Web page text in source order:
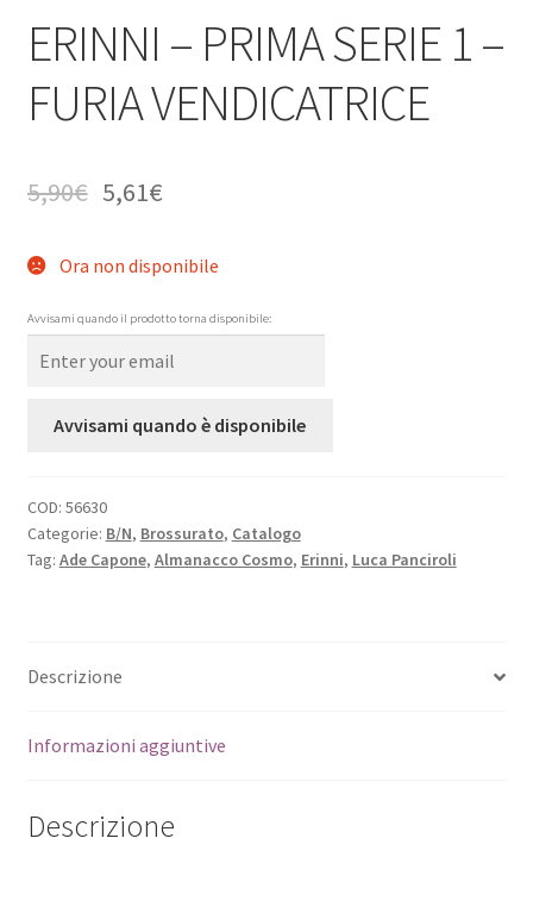
ERINNI – PRIMA SERIE 1 –
FURIA VENDICATRICE
5,90€ 5,61€
Ora non disponibile
Avvisami quando il prodotto torna disponibile:
Avvisami quando è disponibile
COD: 56630
Categorie: B/N, Brossurato, Catalogo
Tag: Ade Capone, Almanacco Cosmo, Erinni, Luca Panciroli
Descrizione
Informazioni aggiuntive
Descrizione